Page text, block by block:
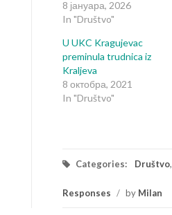
8 јануара, 2026
In "Društvo"
U UKC Kragujevac
preminula trudnica iz
Kraljeva
8 октобра, 2021
In "Društvo"
Categories: Društvo,
Responses / by Milan